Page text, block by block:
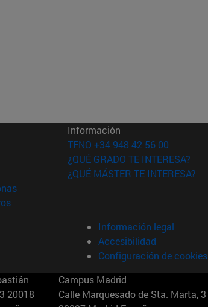
nueva ventana)
ventana)
en nueva ventana)
(abre en nueva ventana)
(abre en nueva ventana)
Información
TFNO +34 948 42 56 00
¿QUÉ GRADO TE INTERESA?
¿QUÉ MÁSTER TE INTERESA?
Información legal
Accesibilidad
Configuración de cookies
20018
Campus Madrid
Calle Marquesado de Sta. Marta, 3